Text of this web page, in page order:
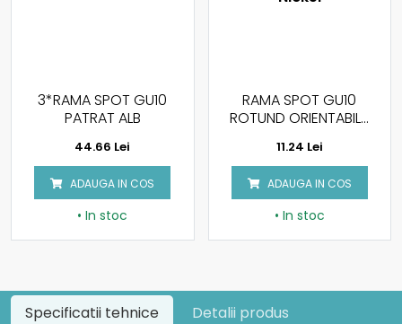
RAMA SPOT GU10
ROTUND ORIENTABILA
11.24 Lei
ADAUGA IN COS
• In stoc
RAMA SPOT GU10
ROTUND
ADAUGA IN COS
• In stoc
Specificatii tehnice
Detalii produs